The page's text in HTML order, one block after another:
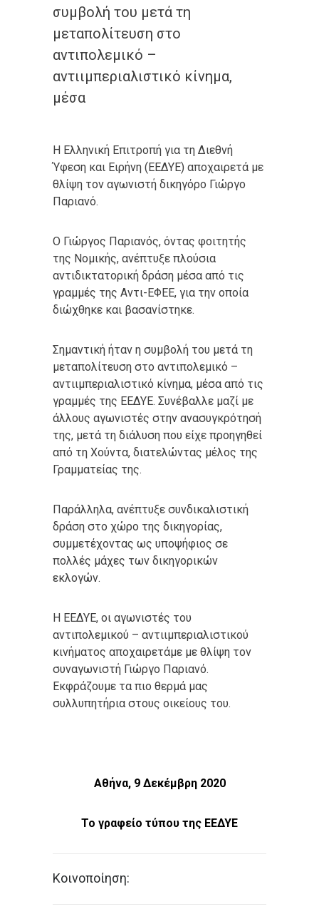
συμβολή του μετά τη
μεταπολίτευση στο
αντιπολεμικό –
αντιιμπεριαλιστικό κίνημα,
μέσα
Η Ελληνική Επιτροπή για τη Διεθνή
Ύφεση και Ειρήνη (ΕΕΔΥΕ) αποχαιρετά με
θλίψη τον αγωνιστή δικηγόρο Γιώργο
Παριανό.
Ο Γιώργος Παριανός, όντας φοιτητής
της Νομικής, ανέπτυξε πλούσια
αντιδικτατορική δράση μέσα από τις
γραμμές της Αντι-ΕΦΕΕ, για την οποία
διώχθηκε και βασανίστηκε.
Σημαντική ήταν η συμβολή του μετά τη
μεταπολίτευση στο αντιπολεμικό –
αντιιμπεριαλιστικό κίνημα, μέσα από τις
γραμμές της ΕΕΔΥΕ. Συνέβαλλε μαζί με
άλλους αγωνιστές στην ανασυγκρότησή
της, μετά τη διάλυση που είχε προηγηθεί
από τη Χούντα, διατελώντας μέλος της
Γραμματείας της.
Παράλληλα, ανέπτυξε συνδικαλιστική
δράση στο χώρο της δικηγορίας,
συμμετέχοντας ως υποψήφιος σε
πολλές μάχες των δικηγορικών
εκλογών.
Η ΕΕΔΥΕ, οι αγωνιστές του
αντιπολεμικού – αντιιμπεριαλιστικού
κινήματος αποχαιρετάμε με θλίψη τον
συναγωνιστή Γιώργο Παριανό.
Εκφράζουμε τα πιο θερμά μας
συλλυπητήρια στους οικείους του.
Αθήνα, 9 Δεκέμβρη 2020
Το γραφείο τύπου της ΕΕΔΥΕ
Κοινοποίηση: